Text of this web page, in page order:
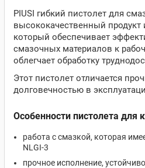
PIUSI гибкий пистолет для
высококачественный продукт
который обеспечивает
смазочных материалов к
облегчает обработку
Этот пистолет отличается
долговечностью в
Особенности пистолета для
работа с смазкой, которая
NLGI-3
прочное исполнение,